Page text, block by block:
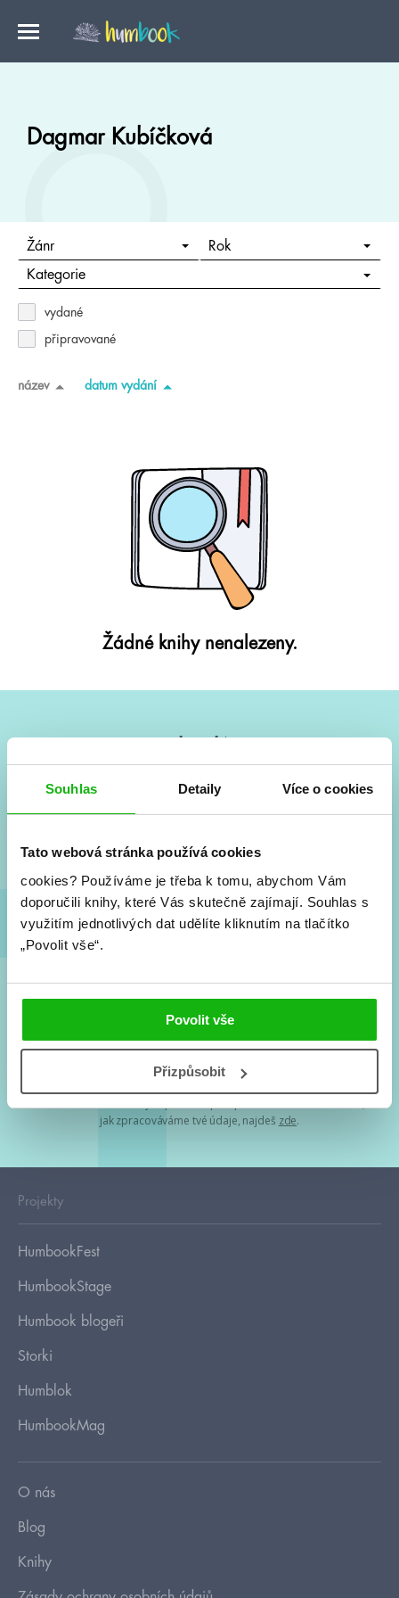
Souhlas Detaily Více o cookies
Tato webová stránka používá cookies
cookies? Používáme je třeba k tomu, abychom Vám
doporučili knihy, které Vás skutečně zajímají. Souhlas s
využitím jednotlivých dat udělíte kliknutím na tlačítko
„Povolit vše“.
Povolit vše
Přizpůsobit
Dagmar Kubíčková
Žánr Rok
Kategorie
vydané
připravované
název datum vydání
Žádné knihy nenalezeny.
Vše kolem #youngadult každý měsíc rovnou do mailu!
a seriálové adaptace a další.
Souhlasím spodmínkami zpracování osobních údajů
Tvá e-mailová adresa je u nás v bezpečí. Přečti si
jak zpracováváme tvé údaje, najdeš zde.
Projekty
HumbookFest
HumbookStage
Humbook blogeři
Storki
Humblok
HumbookMag
O nás
Blog
Knihy